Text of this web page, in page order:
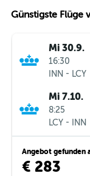
Günstigste Flüge
Mi 30.9.
16:30
INN - LCY
Mi 7.10.
8:25
LCY - INN
Angebot gefunden
€ 283